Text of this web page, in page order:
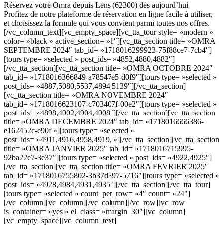
Réservez votre Omra depuis Lens (62300) dès aujourd’hui
Profitez de notre plateforme de réservation en ligne facile à utiliser,
et choisissez la formule qui vous convient parmi toutes nos offres.
[/vc_column_text][vc_empty_space][vc_tta_tour style= »modern »
color= »black » active_section= »1″][vc_tta_section title= »OMRA
SEPTEMBRE 2024″ tab_id= »1718016299923-75f88ce7-7cb4″]
[tours type= »selected » post_ids= »4852,4880,4882″]
[/vc_tta_section][vc_tta_section title= »OMRA OCTOBRE 2024″
tab_id= »1718016366849-a78547e5-d0f9″][tours type= »selected »
post_ids= »4887,5080,5537,4894,5139″][/vc_tta_section]
[vc_tta_section title= »OMRA NOVEMBRE 2024″
tab_id= »1718016623107-c703407f-00e2″][tours type= »selected »
post_ids= »4898,4902,4904,4908″][/vc_tta_section][vc_tta_section
title= »OMRA DECEMBRE 2024″ tab_id= »1718016666386-
e162452c-e90f »][tours type= »selected »
post_ids= »4911,4916,4958,4919, »][/vc_tta_section][vc_tta_section
title= »OMRA JANVIER 2025″ tab_id= »1718016715995-
92ba22e7-3e37″][tours type= »selected » post_ids= »4922,4925″]
[/vc_tta_section][vc_tta_section title= »OMRA FEVRIER 2025″
tab_id= »1718016755802-3b37d397-5716″][tours type= »selected »
post_ids= »4928,4984,4931,4935″][/vc_tta_section][/vc_tta_tour]
[tours type= »selected » count_per_row= »4″ count= »24″]
[/vc_column][vc_column][/vc_column][/vc_row][vc_row
is_container= »yes » el_class= »margin_30″][vc_column]
[vc_empty_space][vc_column_text]